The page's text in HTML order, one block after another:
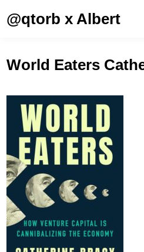
@qtorb x Albert
World Eaters